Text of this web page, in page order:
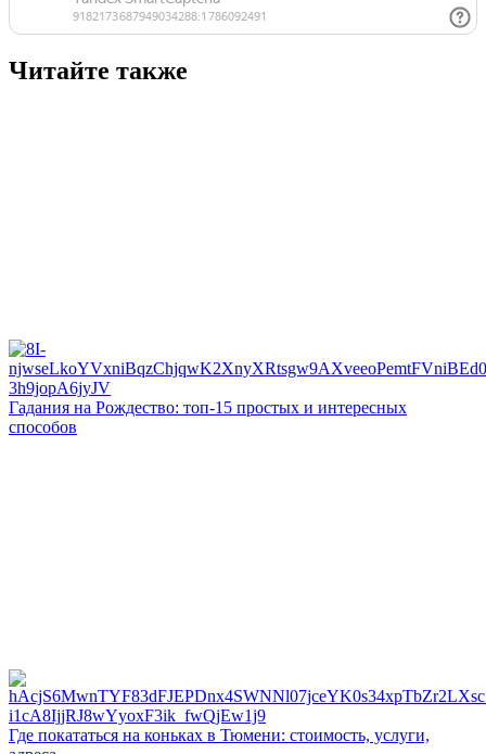
Читайте также
Гадания на Рождество: топ-15 простых и интересных
способов
Где покататься на коньках в Тюмени: стоимость, услуги,